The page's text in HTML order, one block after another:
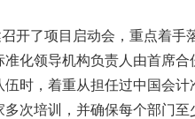
开了项目启动会， 重点着手
化领导机构负责人由首席合
时，着重从担任过中国会
次培训，并确保每个部门